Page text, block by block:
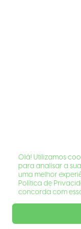
Olá! Utilizamos
para analisar a
uma melhor
Política de
concorda com